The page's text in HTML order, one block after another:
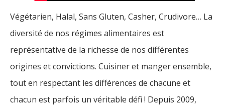
Végétarien, Halal, Sans Gluten, Casher, Crudivore… La
diversité de nos régimes alimentaires est
représentative de la richesse de nos différentes
origines et convictions. Cuisiner et manger ensemble,
tout en respectant les différences de chacune et
chacun est parfois un véritable défi ! Depuis 2009,